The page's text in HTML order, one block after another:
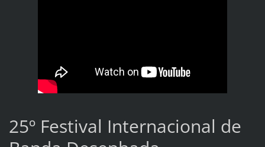
25º Festival Internacional de